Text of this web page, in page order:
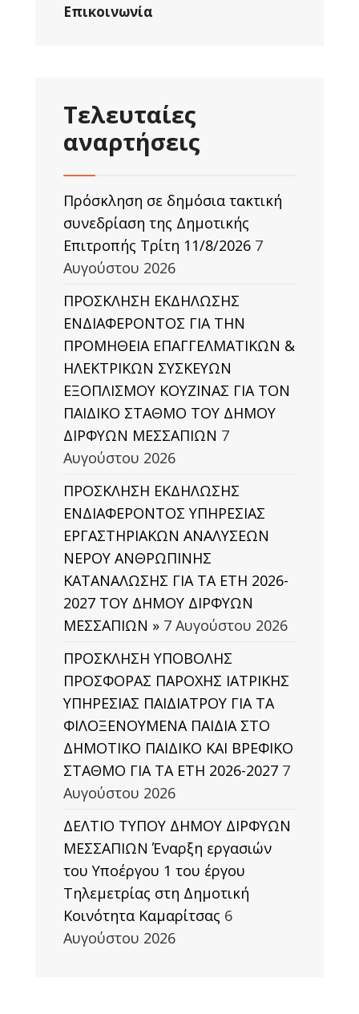
Επικοινωνία
Τελευταίες
αναρτήσεις
Πρόσκληση σε δημόσια τακτική
συνεδρίαση της Δημοτικής
Επιτροπής Τρίτη 11/8/2026 7
Αυγούστου 2026
ΠΡΟΣΚΛΗΣΗ ΕΚΔΗΛΩΣΗΣ
ΕΝΔΙΑΦΕΡΟΝΤΟΣ ΓΙΑ ΤΗΝ
ΠΡΟΜΗΘΕΙΑ ΕΠΑΓΓΕΛΜΑΤΙΚΩΝ &
ΗΛΕΚΤΡΙΚΩΝ ΣΥΣΚΕΥΩΝ
ΕΞΟΠΛΙΣΜΟΥ ΚΟΥΖΙΝΑΣ ΓΙΑ ΤΟΝ
ΠΑΙΔΙΚΟ ΣΤΑΘΜΟ ΤΟΥ ΔΗΜΟΥ
ΔΙΡΦΥΩΝ ΜΕΣΣΑΠΙΩΝ 7
Αυγούστου 2026
ΠΡΟΣΚΛΗΣΗ ΕΚΔΗΛΩΣΗΣ
ΕΝΔΙΑΦΕΡΟΝΤΟΣ ΥΠΗΡΕΣΙΑΣ
ΕΡΓΑΣΤΗΡΙΑΚΩΝ ΑΝΑΛΥΣΕΩΝ
ΝΕΡΟΥ ΑΝΘΡΩΠΙΝΗΣ
ΚΑΤΑΝΑΛΩΣΗΣ ΓΙΑ ΤΑ ΕΤΗ 2026-
2027 ΤΟΥ ΔΗΜΟΥ ΔΙΡΦΥΩΝ
ΜΕΣΣΑΠΙΩΝ » 7 Αυγούστου 2026
ΠΡΟΣΚΛΗΣΗ ΥΠΟΒΟΛΗΣ
ΠΡΟΣΦΟΡΑΣ ΠΑΡΟΧΗΣ ΙΑΤΡΙΚΗΣ
ΥΠΗΡΕΣΙΑΣ ΠΑΙΔΙΑΤΡΟΥ ΓΙΑ ΤΑ
ΦΙΛΟΞΕΝΟΥΜΕΝΑ ΠΑΙΔΙΑ ΣΤΟ
ΔΗΜΟΤΙΚΟ ΠΑΙΔΙΚΟ ΚΑΙ ΒΡΕΦΙΚΟ
ΣΤΑΘΜΟ ΓΙΑ ΤΑ ΕΤΗ 2026-2027 7
Αυγούστου 2026
ΔΕΛΤΙΟ ΤΥΠΟΥ ΔΗΜΟΥ ΔΙΡΦΥΩΝ
ΜΕΣΣΑΠΙΩΝ Έναρξη εργασιών
του Υποέργου 1 του έργου
Τηλεμετρίας στη Δημοτική
Κοινότητα Καμαρίτσας 6
Αυγούστου 2026